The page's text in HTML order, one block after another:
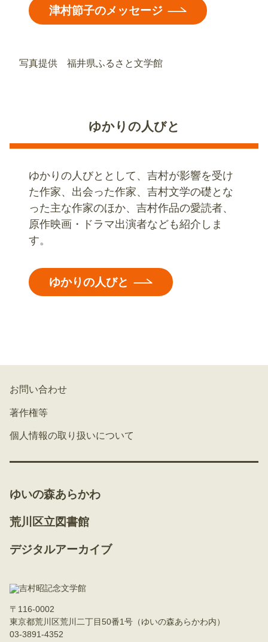
津村節子のメッセージ
写真提供 福井県ふるさと文学館
ゆかりの人びと
ゆかりの人びととして、吉村が影響を受け
た作家、出会った作家、吉村文学の礎とな
った主な作家のほか、吉村作品の愛読者、
原作映画・ドラマ出演者なども紹介しま
す。
ゆかりの人びと
お問い合わせ
著作権等
個人情報の取り扱いについて
ゆいの森あらかわ
荒川区立図書館
デジタルアーカイブ
〒116-0002
東京都荒川区荒川二丁目50番1号（ゆいの森あらかわ内）
03-3891-4352